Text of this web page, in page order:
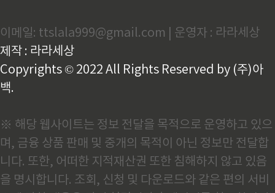
산군 추부면 성덕길 3 예약전화번호 : 0507-1419-052
1 영업시간 : 10시 ~ 18시 브레이크 타임 : 없음 휴무 :
없음 TIP) ..
이메일: ttslala999@gmail.com | 운영자 : 라라세상
제작 : 라라세상
Copyrights © 2022 All Rights Reserved by (주)아
백.
※ 해당 웹사이트는 정보 전달을 목적으로 운영하고 있으
며, 금융 상품 판매 및 중개의 목적이 아닌 정보만 전달합
니다. 또한, 어떠한 지적재산권 또한 침해하지 않고 있음
을 명시합니다. 조회, 신청 및 다운로드와 같은 편의 서비